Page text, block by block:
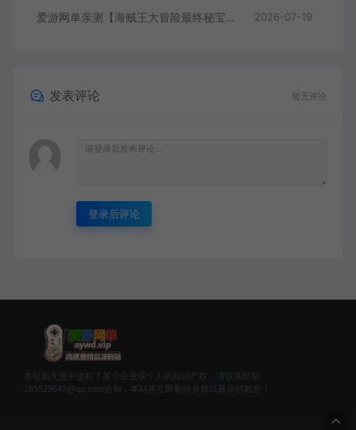
爱游网单亲测【海贼王大冒险最终秘宝】最新整理单机修复版 带网页GM充值物品后台 回合制抽卡模拟器手游 虚拟机一键端视频教学+手工端文本教学 2026-07-19
发表评论 暂无评论
登录后评论
本站如无意中侵犯了某个企业或个人的知识产权，请联系邮箱：
185529643@qq.com告知，本站将立即删除并致以最深的歉意！